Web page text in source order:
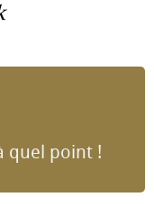
quel point !